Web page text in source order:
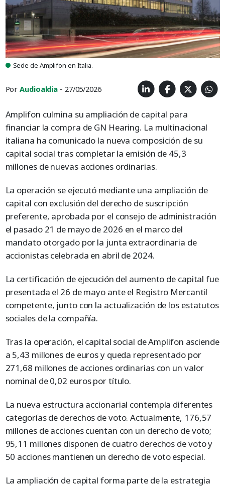
Sede de Amplifon en Italia.
PorAudioaldia - 27/05/2026
Amplifon culmina su ampliación de capital para
financiar la compra de GN Hearing. La multinacional
italiana ha comunicado la nueva composición de su
capital social tras completar la emisión de 45,3
millones de nuevas acciones ordinarias.
La operación se ejecutó mediante una ampliación de
capital con exclusión del derecho de suscripción
preferente, aprobada por el consejo de administración
el pasado 21 de mayo de 2026 en el marco del
mandato otorgado por la junta extraordinaria de
accionistas celebrada en abril de 2024.
La certificación de ejecución del aumento de capital fue
presentada el 26 de mayo ante el Registro Mercantil
competente, junto con la actualización de los estatutos
sociales de la compañía.
Tras la operación, el capital social de Amplifon asciende
a 5,43 millones de euros y queda representado por
271,68 millones de acciones ordinarias con un valor
nominal de 0,02 euros por título.
La nueva estructura accionarial contempla diferentes
categorías de derechos de voto. Actualmente, 176,57
millones de acciones cuentan con un derecho de voto;
95,11 millones disponen de cuatro derechos de voto y
50 acciones mantienen un derecho de voto especial.
La ampliación de capital forma parte de la estrategia